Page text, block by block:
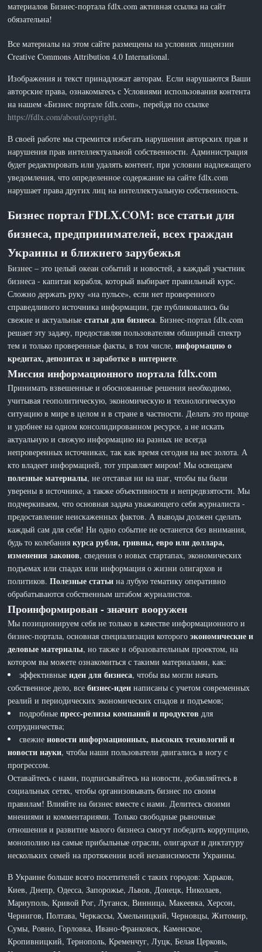
материалов Бизнес-портала fdlx.com активная ссылка на сайт
обязательна!
Все материалы на этом сайте размещены на условиях лицензии
Creative Commons Attribution 4.0 International.
Изображения и текст принадлежат авторам. Если нарушаются Ваши
авторские права, ознакомьтесь с Условиями использования контента
на нашем «Бизнес портале fdlx.com», перейдя по ссылке
https://fdlx.com/about/copyright.
В своей работе мы стремится избегать нарушения авторских прав и
нарушения прав интеллектуальной собственности. Администрация
будет редактировать или удалять контент, при условии надлежащего
уведомления, что определенное содержание на сайте fdlx.com
нарушает права других лиц на интеллектуальную собственность.
Бизнес портал FDLX.COM: все статьи для
бизнеса, предпринимателей, всех граждан
Украины и ближнего зарубежья
Бизнес – это целый океан событий и новостей, а каждый участник
бизнеса - капитан корабля, который выбирает правильный курс.
Сложно держать руку «на пульсе», если нет проверенного
справедливого источника информации, где публиковались бы
свежие и актуальныестатьи для бизнеса. Бизнес-портал fdlx.com
решает эту задачу, предоставляя пользователям обширный спектр
тем и только проверенные факты, в том числе,информацию о
кредитах, депозитах и заработке в интернете.
Миссия информационного портала fdlx.com
Принимать взвешенные и обоснованные решения необходимо,
учитывая геополитическую, экономическую и технологическую
ситуацию в мире в целом и в стране в частности. Делать это проще
и удобнее на одном консолидированном ресурсе, а не искать
актуальную и свежую информацию на разных не всегда
непроверенных источниках, так как время сегодня на вес золота. А
кто владеет информацией, тот управляет миром! Мы освещаем
полезные материалы, не отставая ни на шаг, чтобы вы были
уверены в источнике, а также объективности и непредвзятости. Мы
подчеркиваем, что основная задача уважающего себя журналиста -
предоставление неискаженных фактов. А выводы должен сделать
каждый сам для себя! Ни одно событие не останется без внимания,
будь то колебаниякурса рубля, гривны, евро или доллара,
изменения законов, сведения о новых стартапах, экономических
подъемах или спадах или информация о жизни олигархов и
политиков.Полезные статьи на лубую тематику оперативно
обрабатываются собственным штабом журналистов.
Проинформирован - значит вооружен
Мы позиционируем себя не только в качестве информационного и
бизнес-портала, основная специализация которогоэкономические и
деловые материалы, но также и образовательным проектом, на
котором вы можете ознакомиться с такими материалами, как:
эффективныеидеи для бизнеса, чтобы вы могли начать
собственное дело, всебизнес-идеи написаны с учетом современных
реалий и периодических экономических спадов и подъемов;
подробныепресс-релизы компаний и продуктов для
сотрудничества;
свежиеновости информационных, высоких технологий и
новости науки, чтобы наши пользователи двигались в ногу с
прогрессом.
Оставайтесь с нами, подписывайтесь на новости, добавляйтесь в
социальных сетях, чтобы организовывать бизнес по своим
правилам! Влияйте на бизнес вместе с нами. Делитесь своими
мнениями и комментариями. Только свободные рыночные
отношения и развитие малого бизнеса смогут победить коррупцию,
монополию на самые прибыльные отрасли, олигархат и диктатуру
нескольких семей на протяжении всей независимости Украины.
В Украине больше всего посетителей с таких городов: Харьков,
Киев, Днепр, Одесса, Запорожье, Львов, Донецк, Николаев,
Мариуполь, Кривой Рог, Луганск, Винница, Макеевка, Херсон,
Чернигов, Полтава, Черкассы, Хмельницкий, Черновцы, Житомир,
Сумы, Ровно, Горловка, Ивано-Франковск, Каменское,
Кропивницкий, Тернополь, Кременчуг, Луцк, Белая Церковь,